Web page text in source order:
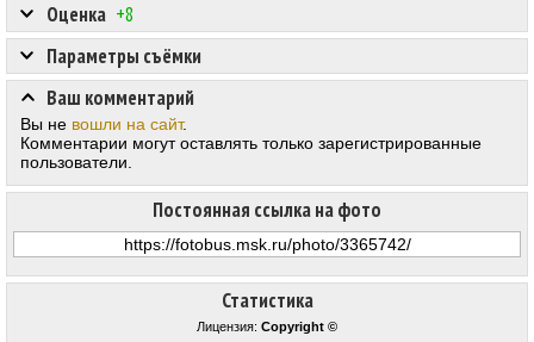
Статистика
Лицензия: Copyright ©
Оценка +8
Постоянная ссылка на фото
Параметры съёмки
Ваш комментарий
Вы не вошли на сайт.
Комментарии могут оставлять только зарегистрированные
пользователи.